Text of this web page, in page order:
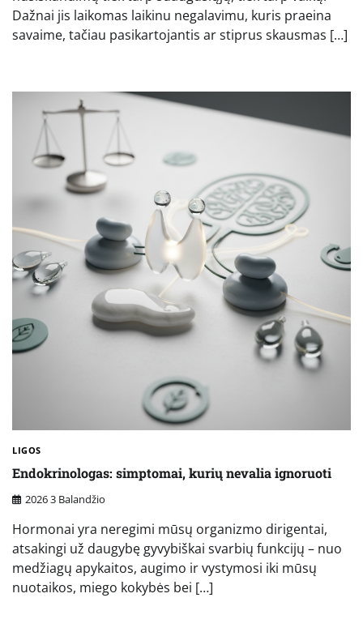
Dažnai jis laikomas laikinu negalavimu, kuris praeina
savaime, tačiau pasikartojantis ar stiprus skausmas […]
LIGOS
Endokrinologas: simptomai, kurių nevalia ignoruoti
2026 3 Balandžio
Hormonai yra neregimi mūsų organizmo dirigentai,
atsakingi už daugybę gyvybiškai svarbių funkcijų – nuo
medžiagų apykaitos, augimo ir vystymosi iki mūsų
nuotaikos, miego kokybės bei […]